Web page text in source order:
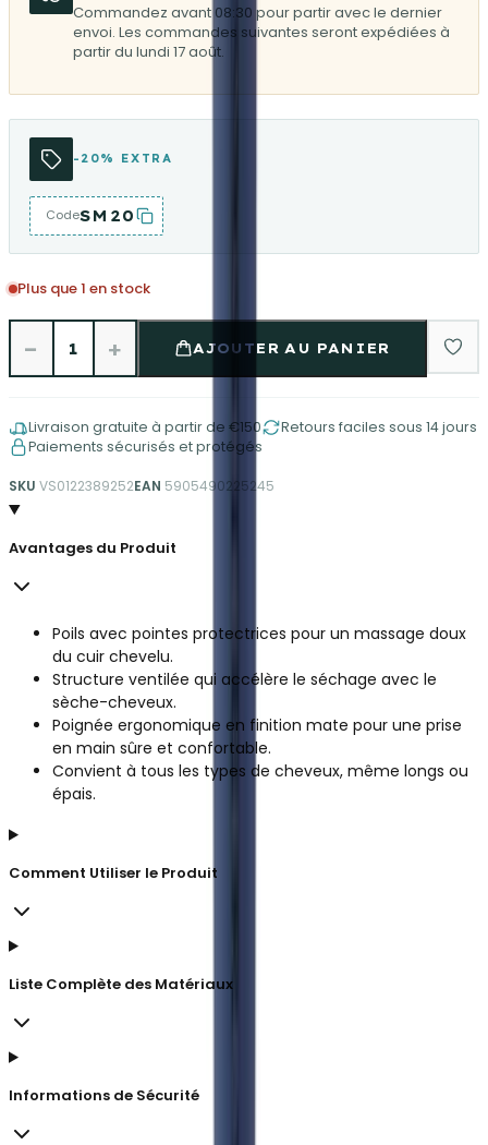
Commandez avant 08:30 pour partir avec le dernier
envoi. Les commandes suivantes seront expédiées à
partir du lundi 17 août.
-20% EXTRA
CodeSM20
Plus que 1 en stock
− 1 + AJOUTER AU PANIER
Livraison gratuite à partir de €150
Retours faciles sous 14 jours
Paiements sécurisés et protégés
SKU VS0122389252EAN 5905490225245
Avantages du Produit
Poils avec pointes protectrices pour un massage doux
du cuir chevelu.
Structure ventilée qui accélère le séchage avec le
sèche-cheveux.
Poignée ergonomique en finition mate pour une prise
en main sûre et confortable.
Convient à tous les types de cheveux, même longs ou
épais.
Comment Utiliser le Produit
Liste Complète des Matériaux
Informations de Sécurité